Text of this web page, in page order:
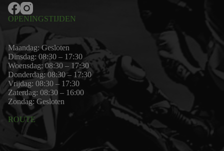
OPENINGSTIJDEN
Maandag: Gesloten
Dinsdag: 08:30 – 17:30
Woensdag: 08:30 – 17:30
Donderdag: 08:30 – 17:30
Vrijdag: 08:30 – 17:30
Zaterdag: 08:30 – 16:00
Zondag: Gesloten
ROUTE